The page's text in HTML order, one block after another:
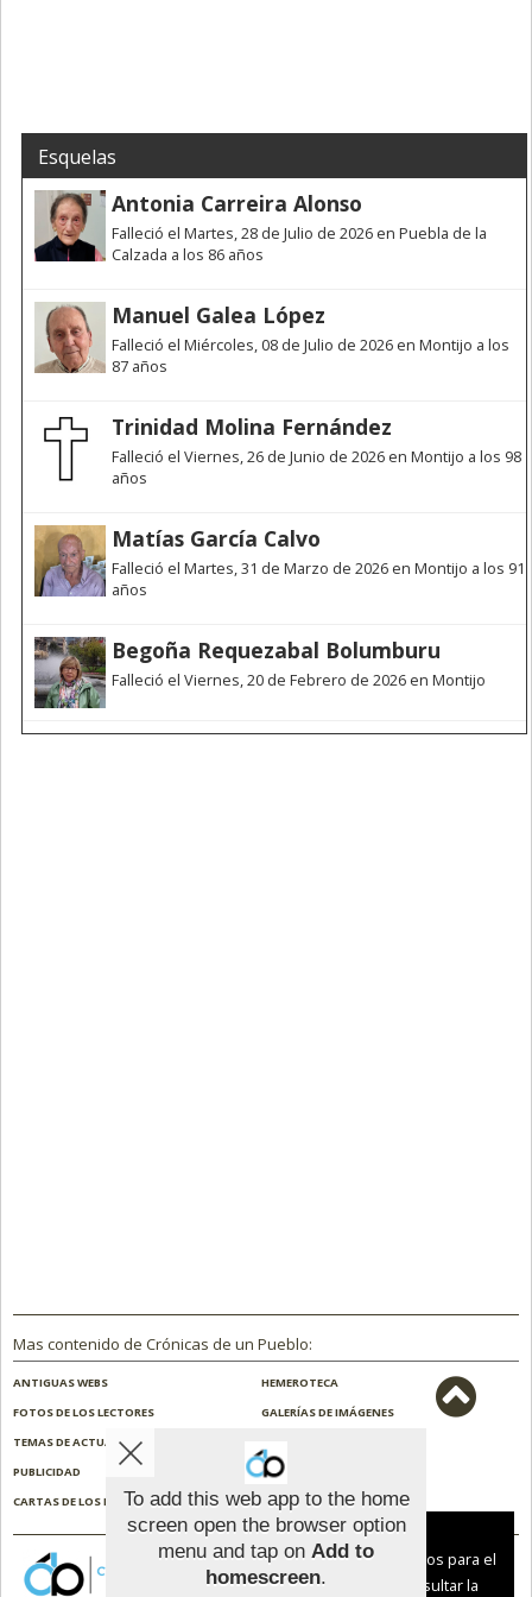
Esquelas
Antonia Carreira Alonso
Falleció el Martes, 28 de Julio de 2026 en Puebla de la
Calzada a los 86 años
Manuel Galea López
Falleció el Miércoles, 08 de Julio de 2026 en Montijo a los
87 años
Trinidad Molina Fernández
Falleció el Viernes, 26 de Junio de 2026 en Montijo a los 98
años
Matías García Calvo
Falleció el Martes, 31 de Marzo de 2026 en Montijo a los 91
años
Begoña Requezabal Bolumburu
Falleció el Viernes, 20 de Febrero de 2026 en Montijo
Mas contenido de Crónicas de un Pueblo:
ANTIGUAS WEBS
HEMEROTECA
FOTOS DE LOS LECTORES
GALERÍAS DE IMÁGENES
TEMAS DE ACTUALIDAD
PUBLICIDAD
CONTACTO
CARTAS DE LOS LECTORES
ENCUESTAS
To add this web app to the home
screen open the browser option
menu and tap on Add to
homescreen.
Aviso sobre el Uso de cookies:
Utilizamos cookies nuestras y de terceros para el
funcionamiento del digital. Puedes consultar la